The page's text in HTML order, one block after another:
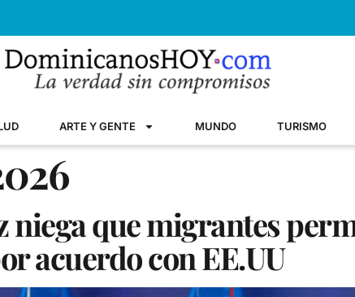
ARTE Y GENTE MUNDO TURISMO
niega que migrantes
acuerdo con EE.UU